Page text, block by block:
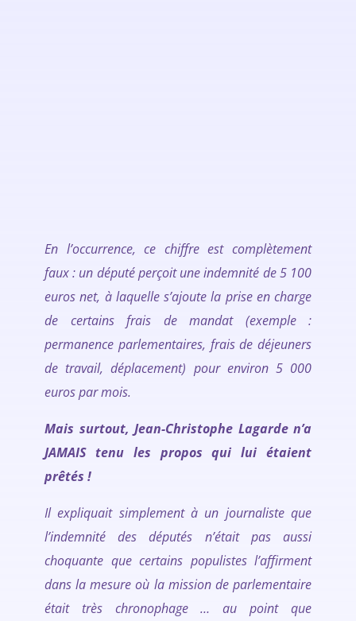
En l’occurrence, ce chiffre est complètement
faux : un député perçoit une indemnité de 5 100
euros net, à laquelle s’ajoute la prise en charge
de certains frais de mandat (exemple :
permanence parlementaires, frais de déjeuners
de travail, déplacement) pour environ 5 000
euros par mois.
Mais surtout, Jean-Christophe Lagarde n’a
JAMAIS tenu les propos qui lui étaient
prêtés !
Il expliquait simplement à un journaliste que
l’indemnité des députés n’était pas aussi
choquante que certains populistes l’affirment
dans la mesure où la mission de parlementaire
était très chronophage … au point que